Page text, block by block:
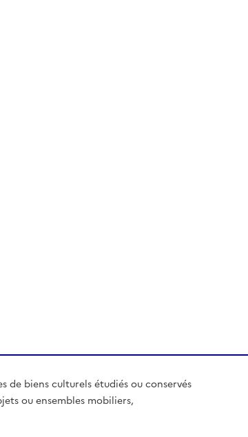
de biens culturels étudiés ou conservés
ou ensembles mobiliers,